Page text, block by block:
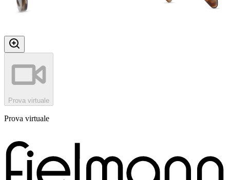
Prova virtuale
Prova virtuale